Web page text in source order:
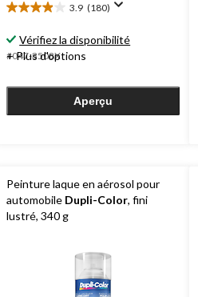
3.9 (180)
3.9
sur
5.
évaluations
Vérifiez la disponibilité
#047-3508X
+ Plus d'options
Aperçu
Peinture laque en aérosol pour
automobile Dupli-Color, fini
lustré, 340 g